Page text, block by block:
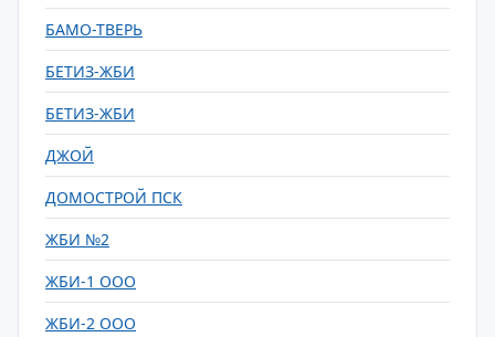
БАМО-ТВЕРЬ
БЕТИЗ-ЖБИ
БЕТИЗ-ЖБИ
ДЖОЙ
ДОМОСТРОЙ ПСК
ЖБИ №2
ЖБИ-1 ООО
ЖБИ-2 ООО